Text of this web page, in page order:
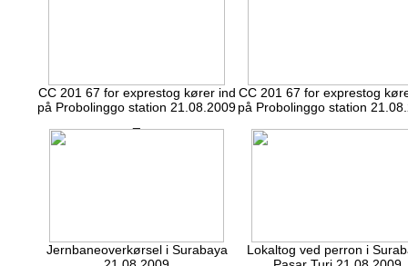
CC 201 67 for exprestog kører ind
på Probolinggo station 21.08.2009
CC 201 67 for exprestog
på Probolinggo station
Jernbaneoverkørsel i Surabaya
Lokaltog ved perron i